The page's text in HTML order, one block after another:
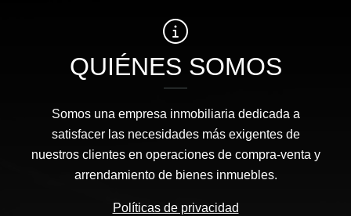
QUIÉNES SOMOS
Somos una empresa inmobiliaria dedicada a
satisfacer las necesidades más exigentes de
nuestros clientes en operaciones de compra-venta y
arrendamiento de bienes inmuebles.
Políticas de privacidad